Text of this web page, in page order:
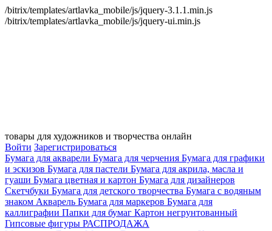
/bitrix/templates/artlavka_mobile/js/jquery-3.1.1.min.js
/bitrix/templates/artlavka_mobile/js/jquery-ui.min.js
товары для художников и творчества онлайн
Войти Зарегистрироваться
Бумага для акварели Бумага для черчения Бумага для графики
и эскизов Бумага для пастели Бумага для акрила, масла и
гуаши Бумага цветная и картон Бумага для дизайнеров
Скетчбуки Бумага для детского творчества Бумага с водяным
знаком Акварель Бумага для маркеров Бумага для
каллиграфии Папки для бумаг Картон негрунтованный
Гипсовые фигуры РАСПРОДАЖА